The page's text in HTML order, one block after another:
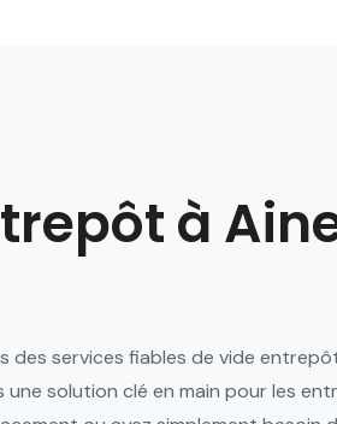
à
des services fiables de vide
solution clé en main pour les